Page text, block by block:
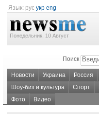
Язык: рус укр eng
Понедельник, 10 Август
Поиск
Новости Украина Россия
Шоу-биз и культура
Спорт
Фото
Видео